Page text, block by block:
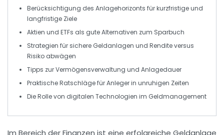
Berücksichtigung des Anlagehorizonts für kurzfristige und
langfristige Ziele
Aktien und ETFs als gute Alternativen zum Sparbuch
Strategien für sichere Geldanlagen und Renditeversus
Risiko abwägen
Tipps zurVermögensverwaltung und Anlagedauer
Praktische Ratschläge fürAnlegerin unruhigen Zeiten
Die Rolle von digitalen Technologien im Geldmanagement